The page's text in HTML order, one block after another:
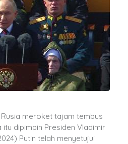
meroket tajam tembus
dipimpin Presiden Vladimir
Putin telah menyetujui